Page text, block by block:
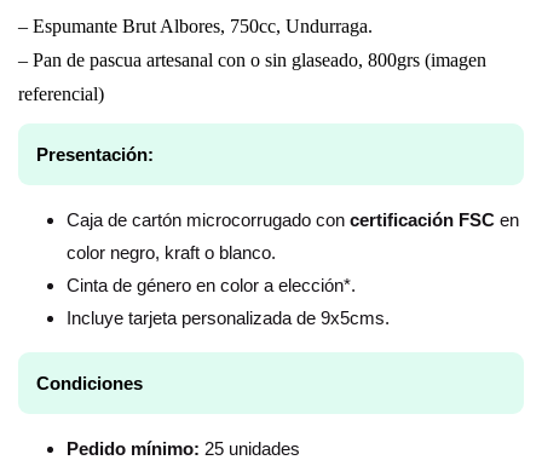
– Espumante Brut Albores, 750cc, Undurraga.
– Pan de pascua artesanal con o sin glaseado, 800grs (imagen
referencial)
Presentación:
Caja de cartón microcorrugado con certificación FSC en
color negro, kraft o blanco.
Cinta de género en color a elección*.
Incluye tarjeta personalizada de 9x5cms.
Condiciones
Pedido mínimo: 25 unidades